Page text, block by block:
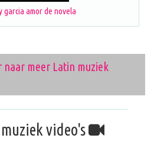
garcia amor de novela
naar meer Latin muziek
video's